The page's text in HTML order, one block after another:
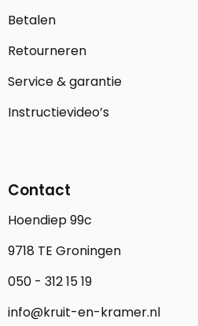
Betalen
Retourneren
Service & garantie
Instructievideo’s
Contact
Hoendiep 99c
9718 TE Groningen
050 - 312 15 19
info@kruit-en-kramer.nl